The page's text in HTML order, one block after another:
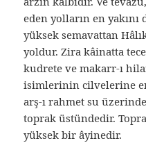
eden yolların en
yüksek semavattan
yoldur. Zira kâinatta
kudrete ve makarr-ı
isimlerinin cilvelerine
arş-ı rahmet su
toprak üstündedir.
yüksek bir âyinedir.